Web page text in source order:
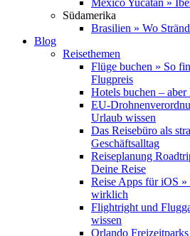
Mexico Yucatan »
Südamerika
Brasilien » Wo
Blog
Reisethemen
Flüge buchen » So
Flugpreis
Hotels buchen –
EU-
Urlaub wissen
Das Reisebüro als
Geschäftsalltag
Reiseplanung
Deine Reise
Reise Apps für iOS
wirklich
Flightright und
wissen
Orlando